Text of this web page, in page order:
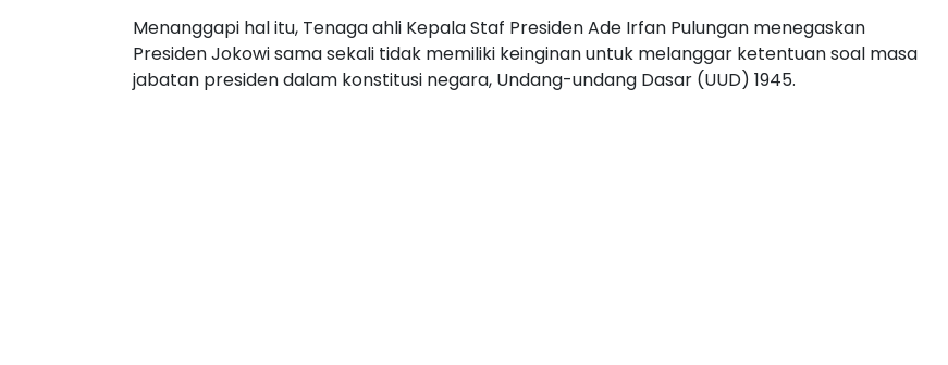
Menanggapi hal itu, Tenaga ahli Kepala Staf Presiden Ade Irfan Pulungan menegaskan
Presiden Jokowi sama sekali tidak memiliki keinginan untuk melanggar ketentuan soal masa
jabatan presiden dalam konstitusi negara, Undang-undang Dasar (UUD) 1945.